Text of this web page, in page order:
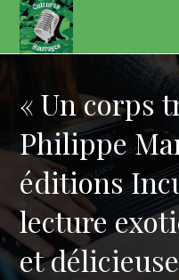
Skip
content
« Un corps
Philippe
éditions
lecture
et